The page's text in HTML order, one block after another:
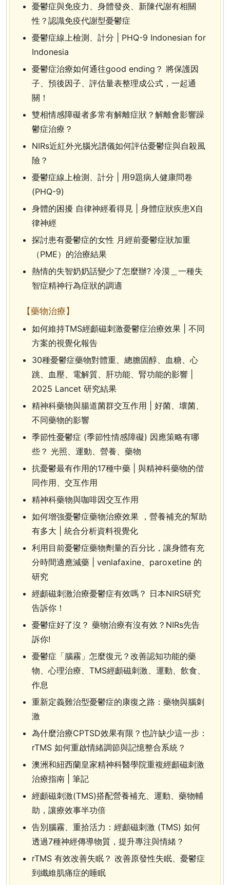
憂鬱症與免疫力、身體發炎、新陳代謝有相關
性？認識免疫代謝型憂鬱症
憂鬱症線上檢測、計分 | PHQ-9 Indonesian for
Indonesia
憂鬱症治療如何通往good ending？ 將保護因
子、預後因子、評估量表整理成公式，一起通
關！
雙相情感障礙者多常有解離症狀？解離會影響躁
鬱症治療？
NIRs近紅外光腦光譜儀如何評估憂鬱症與自殺風
險？
憂鬱症線上檢測、計分 | 用9題病人健康問卷
(PHQ-9)
身體的困擾 自律神經看得見 | 身體症狀疾患X自
律神經
探討患有憂鬱症的女性 月經前憂鬱症狀加重
（PME）的治療結果
熱情的失智奶奶話變少了怎麼辦? 冷漠＿一種失
智症精神行為症狀的調適
【藥物治療】
如何維持TMS經顱磁刺激憂鬱症治療效果 | 不同
方案的視覺化報告
30種憂鬱症藥物對體重、總膽固醇、血糖、心
跳、血壓、電解質、肝功能、腎功能的影響 |
2025 Lancet 研究結果
精神科藥物與腸道菌群交互作用 | 好菌、壞菌、
不同藥物的影響
季節性憂鬱症 (季節性情感障礙) 因應策略有哪
些？ 光照、運動、營養、藥物
抗憂鬱最有作用的17種中藥 | 與精神科藥物的偕
同作用、交互作用
精神科藥物與咖啡因交互作用
如何增強憂鬱症藥物治療效果 ，營養補充的幫助
有多大 | 統合分析資料視覺化
利用目前憂鬱症藥物劑量的百分比，讓身體有充
分時間適應減藥 | venlafaxine、paroxetine 的
研究
經顱磁刺激治療憂鬱症有效嗎？ 日本NIRS研究
告訴你！
憂鬱症好了沒？ 藥物治療有沒有效？NIRs先告
訴你!
憂鬱症「腦霧」怎麼復元？改善認知功能的藥
物、心理治療、TMS經顱磁刺激、運動、飲食、
作息
重新定義難治型憂鬱症的康復之路：藥物與腦刺
激
為什麼治療CPTSD效果有限？也許缺少這一步：
rTMS 如何重啟情緒調節與記憶整合系統？
澳洲和紐西蘭皇家精神科醫學院重複經顱磁刺激
治療指南 | 筆記
經顱磁刺激(TMS)搭配營養補充、運動、藥物輔
助，讓療效事半功倍
告別腦霧、重拾活力：經顱磁刺激 (TMS) 如何
透過7種神經傳導物質，提升專注與情緒？
rTMS 有效改善失眠？ 改善原發性失眠、憂鬱症
到纖維肌痛症的睡眠